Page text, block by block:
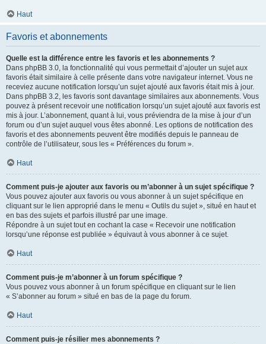
Haut
Favoris et abonnements
Quelle est la différence entre les favoris et les abonnements ?
Dans phpBB 3.0, la fonctionnalité qui vous permettait d’ajouter un sujet aux
favoris était similaire à celle présente dans votre navigateur internet. Vous ne
receviez aucune notification lorsqu’un sujet ajouté aux favoris était mis à jour.
Dans phpBB 3.2, les favoris sont davantage similaires aux abonnements. Vous
pouvez à présent recevoir une notification lorsqu’un sujet ajouté aux favoris est
mis à jour. L’abonnement, quant à lui, vous préviendra de la mise à jour d’un
forum ou d’un sujet auquel vous êtes abonné. Les options de notification des
favoris et des abonnements peuvent être modifiés depuis le panneau de
contrôle de l’utilisateur, sous les « Préférences du forum ».
Haut
Comment puis-je ajouter aux favoris ou m’abonner à un sujet spécifique ?
Vous pouvez ajouter aux favoris ou vous abonner à un sujet spécifique en
cliquant sur le lien approprié dans le menu « Outils du sujet », situé en haut et
en bas des sujets et parfois illustré par une image.
Répondre à un sujet tout en cochant la case « Recevoir une notification
lorsqu’une réponse est publiée » équivaut à vous abonner à ce sujet.
Haut
Comment puis-je m’abonner à un forum spécifique ?
Vous pouvez vous abonner à un forum spécifique en cliquant sur le lien
« S’abonner au forum » situé en bas de la page du forum.
Haut
Comment puis-je résilier mes abonnements ?